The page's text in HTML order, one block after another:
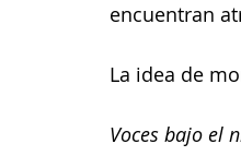
encuentran
La idea de
Voces bajo el